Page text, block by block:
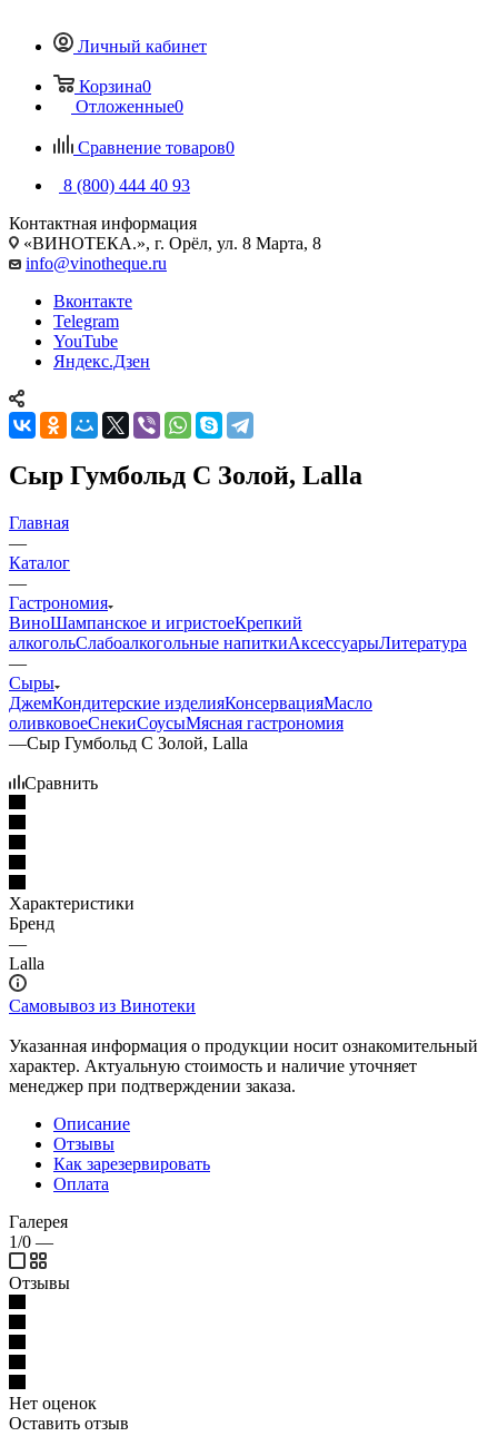
Личный кабинет
Корзина0
Отложенные0
Сравнение товаров0
8 (800) 444 40 93
Контактная информация
«ВИНОТЕКА.», г. Орёл, ул. 8 Марта, 8
info@vinotheque.ru
Вконтакте
Telegram
YouTube
Яндекс.Дзен
Сыр Гумбольд С Золой, Lalla
Главная
—
Каталог
—
Гастрономия
ВиноШампанское и игристоеКрепкий
алкогольСлабоалкогольные напиткиАксессуарыЛитература
—
Сыры
ДжемКондитерские изделияКонсервацияМасло
оливковоеСнекиСоусыМясная гастрономия
—Сыр Гумбольд С Золой, Lalla
Сравнить
Характеристики
Бренд
—
Lalla
Самовывоз из Винотеки
Указанная информация о продукции носит ознакомительный
характер. Актуальную стоимость и наличие уточняет
менеджер при подтверждении заказа.
Описание
Отзывы
Как зарезервировать
Оплата
Галерея
1/0 —
Отзывы
Нет оценок
Оставить отзыв